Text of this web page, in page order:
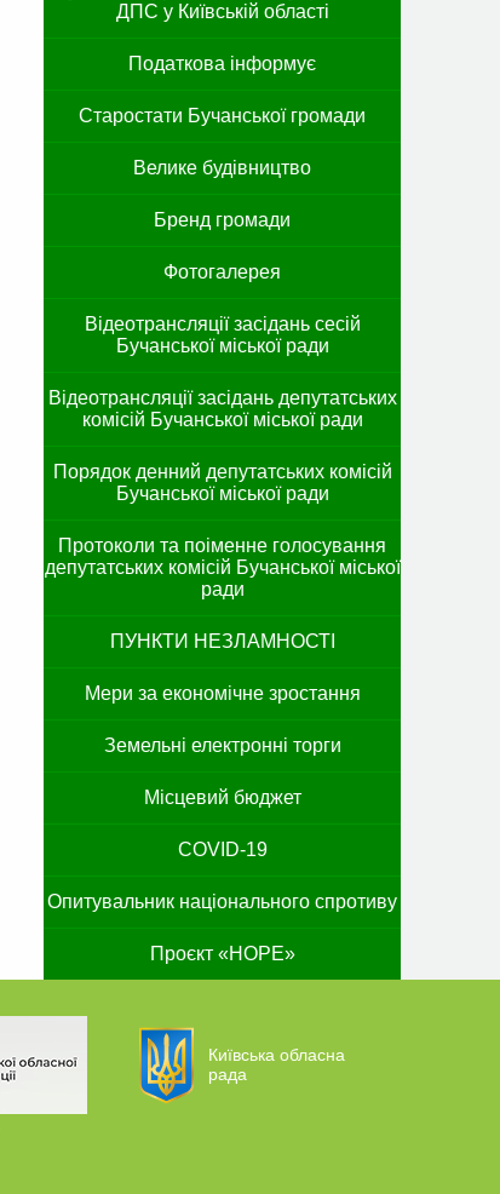
ДПС у Київській області
Податкова інформує
Старостати Бучанської громади
Велике будівництво
Бренд громади
Фотогалерея
Відеотрансляції засідань сесій
Бучанської міської ради
Відеотрансляції засідань депутатських
комісій Бучанської міської ради
Порядок денний депутатських комісій
Бучанської міської ради
Протоколи та поіменне голосування
депутатських комісій Бучанської міської
ради
ПУНКТИ НЕЗЛАМНОСТІ
Мери за економічне зростання
Земельні електронні торги
Місцевий бюджет
COVID-19
Опитувальник національного спротиву
Проєкт «HOPE»
Київська обласна
рада